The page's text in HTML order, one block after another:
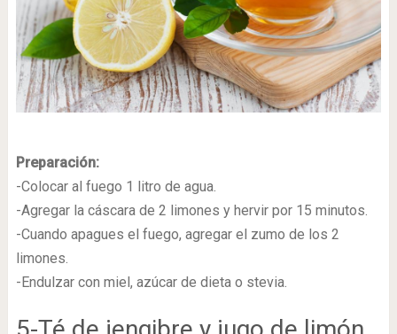
Preparación:
-Colocar al fuego 1 litro de agua.
-Agregar la cáscara de 2 limones y hervir por 15 minutos.
-Cuando apagues el fuego, agregar el zumo de los 2
limones.
-Endulzar con miel, azúcar de dieta o stevia.